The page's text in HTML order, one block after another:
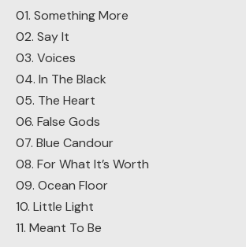
01. Something More
02. Say It
03. Voices
04. In The Black
05. The Heart
06. False Gods
07. Blue Candour
08. For What It’s Worth
09. Ocean Floor
10. Little Light
11. Meant To Be